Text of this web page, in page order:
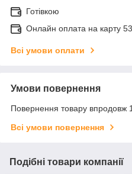
Готівкою
Онлайн оплата на карту
Всі умови оплати
Умови повернення
Повернення товару впродовж
Всі умови повернення
Подібні товари компанії